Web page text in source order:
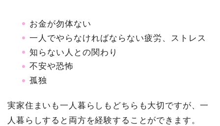
お金が勿体ない
一人でやらなければならない疲労、ストレス
知らない人との関わり
不安や恐怖
孤独
実家住まいも一人暮らしもどちらも大切ですが、一
人暮らしすると両方を経験することができます。